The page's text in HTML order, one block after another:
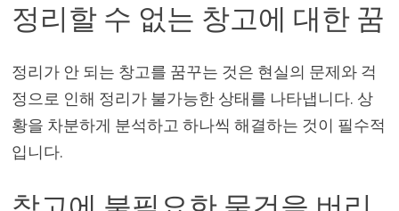
정리할 수 없는 창고에 대한 꿈
정리가 안 되는 창고를 꿈꾸는 것은 현실의 문제와 걱
정으로 인해 정리가 불가능한 상태를 나타냅니다. 상
황을 차분하게 분석하고 하나씩 해결하는 것이 필수적
입니다.